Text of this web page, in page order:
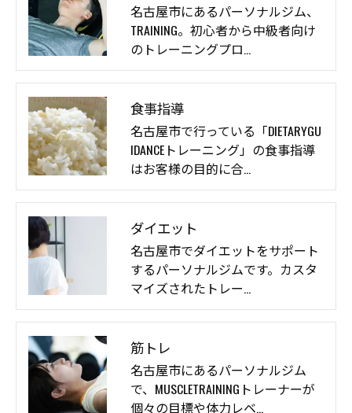
名古屋市にあるパーソナルジム、
TRAINING。初心者から中級者向け
のトレーニングプロ…
食事指導
名古屋市で行っている「DIETARYGU
IDANCEトレーニング」の食事指導
はお客様の目的に合…
ダイエット
名古屋市でダイエットをサポート
するパーソナルジムです。カスタ
マイズされたトレー…
筋トレ
名古屋市にあるパーソナルジム
で、MUSCLETRAININGトレーナーが
個々の目標や体力レベ…